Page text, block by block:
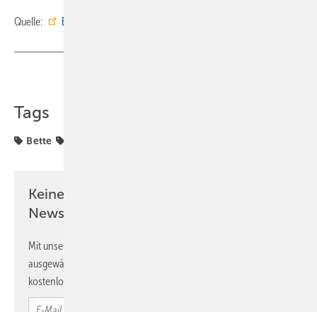
Quelle: Bette
Tags
Bette
Keine Zeit? Kein Problem mit dem SBZ
Newsletter!
Mit unserem Newsletter erhalten Sie regelmäßig von uns
ausgewählte Informationen und Neuigkeiten, gebündelt und
kostenlos direkt ins Postfach.